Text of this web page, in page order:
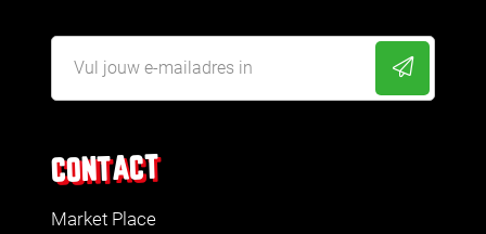
CONTACT
Market Place